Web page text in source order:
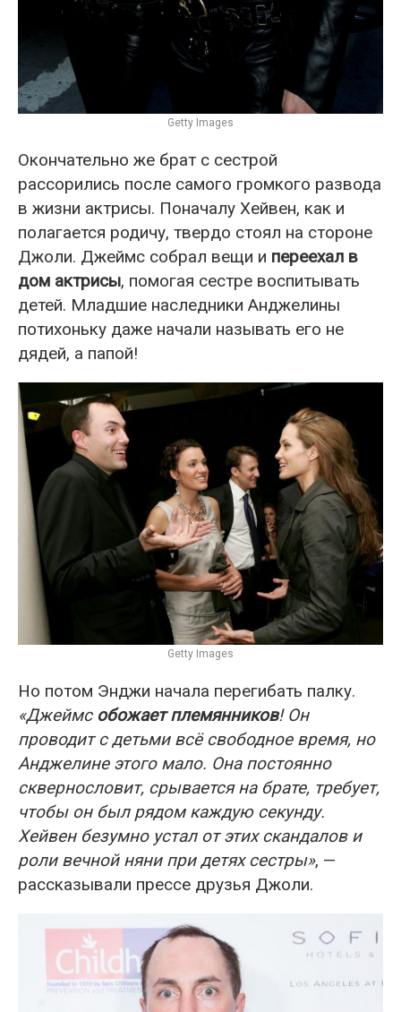
Getty Images
Окончательно же брат с сестрой
рассорились после самого громкого развода
в жизни актрисы. Поначалу Хейвен, как и
полагается родичу, твердо стоял на стороне
Джоли. Джеймс собрал вещи и переехал в
дом актрисы, помогая сестре воспитывать
детей. Младшие наследники Анджелины
потихоньку даже начали называть его не
дядей, а папой!
Getty Images
Но потом Энджи начала перегибать палку.
«Джеймс обожает племянников! Он
проводит с детьми всё свободное время, но
Анджелине этого мало. Она постоянно
сквернословит, срывается на брате, требует,
чтобы он был рядом каждую секунду.
Хейвен безумно устал от этих скандалов и
роли вечной няни при детях сестры», —
рассказывали прессе друзья Джоли.